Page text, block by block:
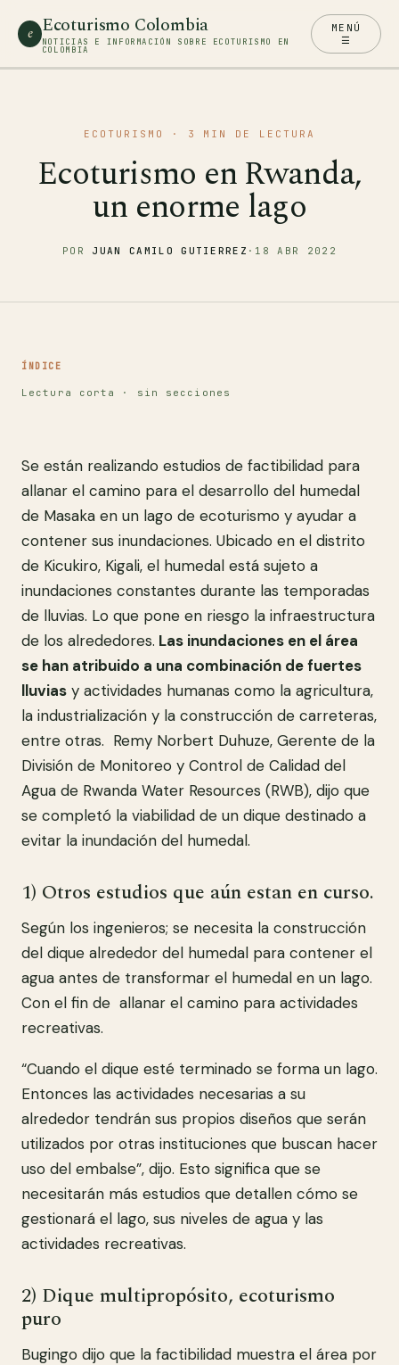
e Ecoturismo Colombia
NOTICIAS E INFORMACIÓN SOBRE ECOTURISMO EN
COLOMBIA
MENÚ
☰
ECOTURISMO · 3 MIN DE LECTURA
Ecoturismo en Rwanda,
un enorme lago
POR JUAN CAMILO GUTIERREZ · 18 ABR 2022
ÍNDICE
Lectura corta · sin secciones
Se están realizando estudios de factibilidad para
allanar el camino para el desarrollo del humedal
de Masaka en un lago de ecoturismo y ayudar a
contener sus inundaciones. Ubicado en el distrito
de Kicukiro, Kigali, el humedal está sujeto a
inundaciones constantes durante las temporadas
de lluvias. Lo que pone en riesgo la infraestructura
de los alrededores. Las inundaciones en el área
se han atribuido a una combinación de fuertes
lluvias y actividades humanas como la agricultura,
la industrialización y la construcción de carreteras,
entre otras. Remy Norbert Duhuze, Gerente de la
División de Monitoreo y Control de Calidad del
Agua de Rwanda Water Resources (RWB), dijo que
se completó la viabilidad de un dique destinado a
evitar la inundación del humedal.
1) Otros estudios que aún estan en curso.
Según los ingenieros; se necesita la construcción
del dique alrededor del humedal para contener el
agua antes de transformar el humedal en un lago.
Con el fin de allanar el camino para actividades
recreativas.
“Cuando el dique esté terminado se forma un lago.
Entonces las actividades necesarias a su
alrededor tendrán sus propios diseños que serán
utilizados por otras instituciones que buscan hacer
uso del embalse”, dijo. Esto significa que se
necesitarán más estudios que detallen cómo se
gestionará el lago, sus niveles de agua y las
actividades recreativas.
2) Dique multipropósito, ecoturismo
puro
Bugingo dijo que la factibilidad muestra el área por